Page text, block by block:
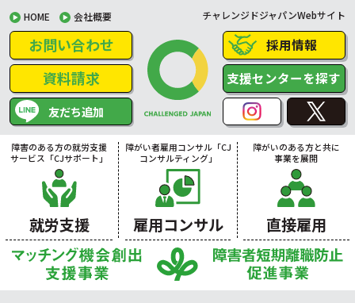
HOME 会社概要 チャレンジドジャパンWebサイト
お問い合わせ
資料請求
友だち追加
採用情報
支援センターを探す
障害のある方の就労支援
サービス「CJサポート」
就労支援
障がい者雇用コンサル「CJ
コンサルティング」
雇用コンサル
障がいのある方と共に
事業を展開
直接雇用